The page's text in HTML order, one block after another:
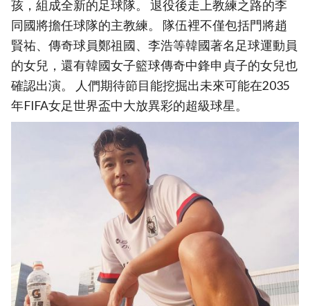
孩，組成全新的足球隊。 退役後走上教練之路的李
同國將擔任球隊的主教練。 隊伍裡不僅包括門將趙
賢祐、傳奇球員鄭祖國、李浩等韓國著名足球運動員
的女兒，還有韓國女子籃球傳奇中鋒申貞子的女兒也
確認出演。 人們期待節目能挖掘出未來可能在2035
年FIFA女足世界盃中大放異彩的超級球星。